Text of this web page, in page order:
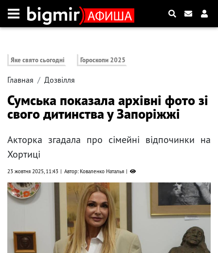
Яке свято сьогодні Гороскопи 2025
Главная Дозвілля
Сумська показала архівні фото зі
свого дитинства у Запоріжжі
Акторка згадала про сімейні відпочинки на
Хортиці
23 жовтня 2025, 11:43 Автор: Коваленко Наталья